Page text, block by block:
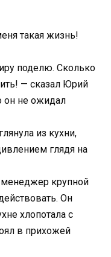
такая жизнь!
поделю. Сколько
— сказал Юрий
он не ожидал
из кухни,
глядя на
менеджер крупной
Он
хлопотала с
в прихожей